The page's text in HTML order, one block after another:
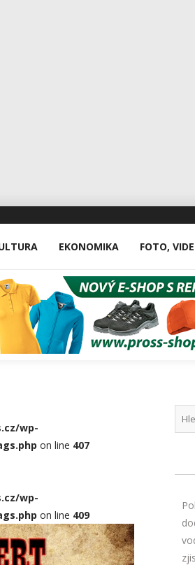
EKONOMIKA FOTO,
wp-
on line 407
wp-
on line 409